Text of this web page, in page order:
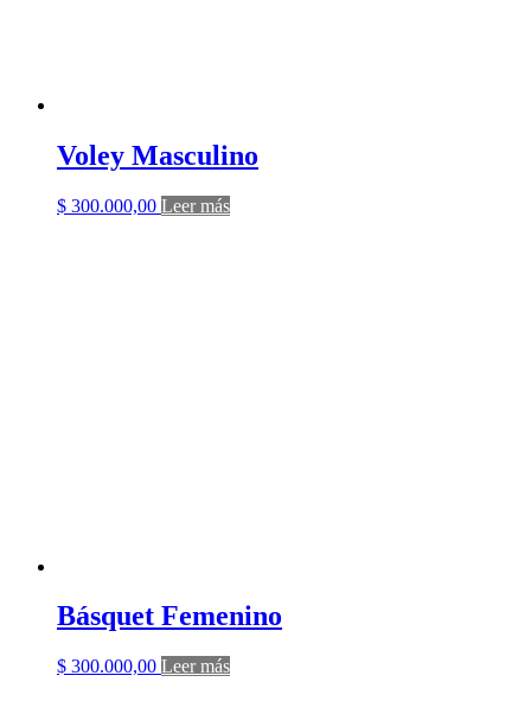
Voley Masculino
$ 300.000,00 Leer más
Básquet Femenino
$ 300.000,00 Leer más